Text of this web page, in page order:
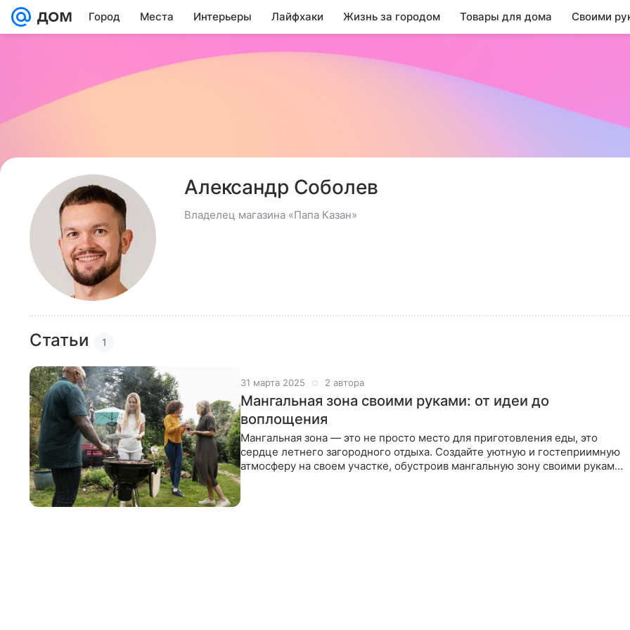
Город Места Интерьеры Лайфхаки Жизнь за городом Товары для дома Своими
Александр Соболев
Владелец магазина «Папа Казан»
Статьи 1
31 марта 2025 2 автора
Мангальная зона своими руками: от идеи до
воплощения
Мангальная зона — это не просто место для приготовления еды, это
сердце летнего загородного отдыха. Создайте уютную и гостеприимную
атмосферу на своем участке, обустроив мангальную зону своими руками.